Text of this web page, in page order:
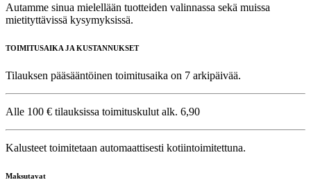
Autamme sinua mielellään tuotteiden valinnassa sekä muissa
mietityttävissä kysymyksissä.
TOIMITUSAIKA JA KUSTANNUKSET
Tilauksen pääsääntöinen toimitusaika on 7 arkipäivää.
Alle 100 € tilauksissa toimituskulut alk. 6,90
Kalusteet toimitetaan automaattisesti kotiintoimitettuna.
Maksutavat